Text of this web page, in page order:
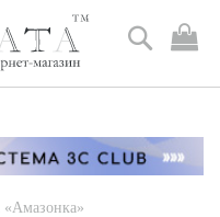
Пошук
«Амазонка»